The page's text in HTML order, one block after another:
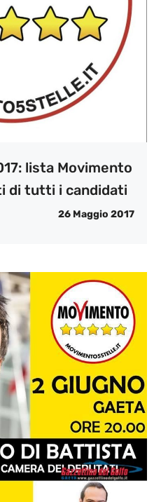
lista Movimento
di tutti i candidati
26 Maggio 2017